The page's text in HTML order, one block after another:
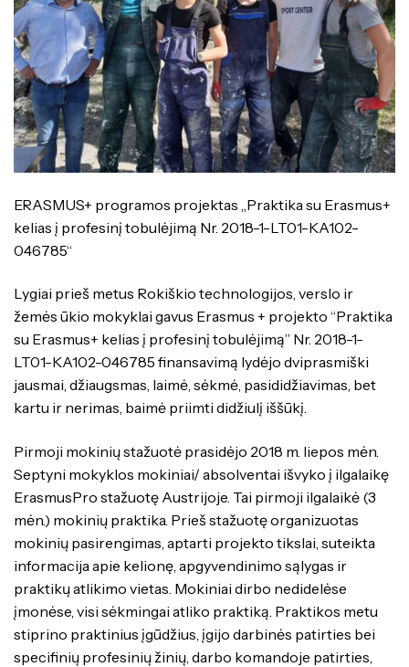
Mokymo moduliai bendrojo ugdymo
mokiniams
Kompetencijų vertinimas
Traktorininkų mokymas
Formaliojo profesinio mokymo
programos
ES struktūriniai projektai
ERASMUS+
Kiti
ERASMUS+ programos projektas „Praktika su Erasmus+
kelias į profesinį tobulėjimą Nr. 2018-1-LT01-KA102-
046785“
Lygiai prieš metus Rokiškio technologijos, verslo ir
žemės ūkio mokyklai gavus Erasmus + projekto “Praktika
su Erasmus+ kelias į profesinį tobulėjimą” Nr. 2018-1-
LT01-KA102-046785 finansavimą lydėjo dviprasmiški
jausmai, džiaugsmas, laimė, sėkmė, pasididžiavimas, bet
kartu ir nerimas, baimė priimti didžiulį iššūkį.
Pirmoji mokinių stažuotė prasidėjo 2018 m. liepos mėn.
Septyni mokyklos mokiniai/ absolventai išvyko į ilgalaikę
ErasmusPro stažuotę Austrijoje. Tai pirmoji ilgalaikė (3
mėn.) mokinių praktika. Prieš stažuotę organizuotas
mokinių pasirengimas, aptarti projekto tikslai, suteikta
informacija apie kelionę, apgyvendinimo sąlygas ir
praktikų atlikimo vietas. Mokiniai dirbo nedidelėse
įmonėse, visi sėkmingai atliko praktiką. Praktikos metu
stiprino praktinius įgūdžius, įgijo darbinės patirties bei
specifinių profesinių žinių, darbo komandoje patirties,